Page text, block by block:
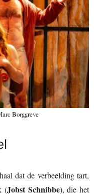
Borggreve
dat de verbeelding tart,
(Jobst Schnibbe), die het